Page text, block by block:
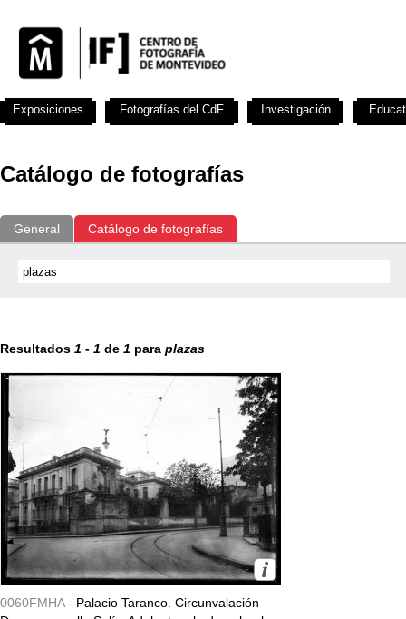
Catálogo de fotografías
General Catálogo de fotografías
Resultados 1 - 1 de 1 para plazas
0060FMHA - Palacio Taranco. Circunvalación
Exposiciones Fotografías del CdF Investigación